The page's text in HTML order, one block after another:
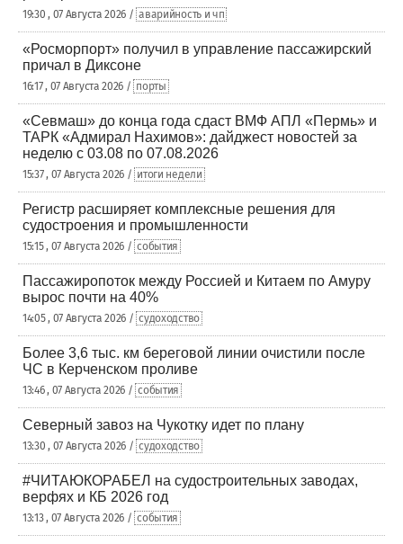
19:30 , 07 Августа 2026 / аварийность и чп
«Росморпорт» получил в управление пассажирский
причал в Диксоне
16:17 , 07 Августа 2026 / порты
«Севмаш» до конца года сдаст ВМФ АПЛ «Пермь» и
ТАРК «Адмирал Нахимов»: дайджест новостей за
неделю с 03.08 по 07.08.2026
15:37 , 07 Августа 2026 / итоги недели
Регистр расширяет комплексные решения для
судостроения и промышленности
15:15 , 07 Августа 2026 / события
Пассажиропоток между Россией и Китаем по Амуру
вырос почти на 40%
14:05 , 07 Августа 2026 / судоходство
Более 3,6 тыс. км береговой линии очистили после
ЧС в Керченском проливе
13:46 , 07 Августа 2026 / события
Северный завоз на Чукотку идет по плану
13:30 , 07 Августа 2026 / судоходство
#ЧИТАЮКОРАБЕЛ на судостроительных заводах,
верфях и КБ 2026 год
13:13 , 07 Августа 2026 / события